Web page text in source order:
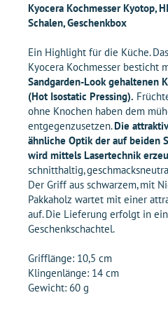
Kyocera Kochmesser Kyotop,
Schalen, Geschenkbox
Ein Highlight für die Küche.
Kyocera Kochmesser besticht
Sandgarden-Look gehaltenen
(Hot Isostatic Pressing).
ohne Knochen haben dem
entgegenzusetzen.Die
ähnliche Optik der auf beiden
wird mittels Lasertechnik
schnitthaltig,
Der Griff aus schwarzem, mit
Pakkaholz wartet mit einer
auf. Die Lieferung erfolgt in
Geschenkschachtel.
Grifflänge: 10,5 cm
Klingenlänge: 14 cm
Gewicht: 60 g